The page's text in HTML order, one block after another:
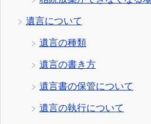
遺言について
遺言の種類
遺言の書き方
遺言書の保管について
遺言の執行について